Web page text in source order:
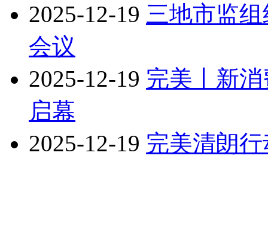
2025-12-19 三地市监
会议
2025-12-19 完美丨新
启幕
2025-12-19 完美清朗